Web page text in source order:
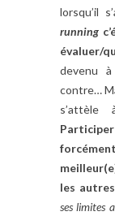
lorsqu’il
running
évaluer/
devenu
contre…
s’attèle
les
ses limites